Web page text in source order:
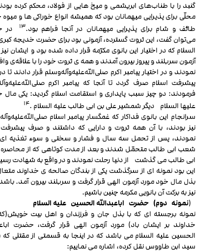
گنبد را با طناب‌های ابریشمی و میخ هایی از فولاد، محکم کرده
محلّی برای پذیرایی میهمانان بود که همیشه انواع خوراکی ها و
طائف و شام برای پذیرایی میهمانان در آنجا فراهم بود.۱۳
در
می‌توان گفت، این ثروت گسترده، آزمونی بود برای حضرت خدیجه
السلام که در اختیار این بانوی مکرّمه قرار داده شده بود و ایشان
آزمون سربلند و پیروز بیرون آمدند و همه ی ثروت خود را با علاقه‌ی
نمودند و در اختیار پیامبر اکرم صلی‌الله‌علیه‌وآله‌و‌سلم قرار دادند
پیشرفت اسلام صرف گردد تا آنجا که پیامبر اکرم
فرمودند: دو چیز سبب پایداری و استقامت اسلام گردید: یکی
علیها السلام دیگر شمشیر علی بن ابی طالب علیه السلام .۱۴
سرانجام این بانوی فداکار که غمگسار پیامبر اسلام
نیز بودند، با آن همه ثروت و دارایی که داشتند و صرف پیشرفت
نمودند، پس از تحمل سه سال و فشار و سختی و سوء تغذیه
شعب ابی طالب متحمّل شدند و بعد از مدت کوتاهی که از
ابی طالب می گذشت از دنیا رحلت نمودند و در واقع به شهادت
این بود نمونه ‏ای از سرگذشت یکی از بندگان صالحه ی خداوند
بذل مال خود مورد آزمون الهی قرار گرفت و سربلند بیرون آمد.
نیز به برکت آن بانویی مکرمه چنین باشیم.
(نمونه دوم) حضرت اباعبدالله الحسین علیه السلام
نمونه برجسته ای که با بذل جان و فرزندان و اهل بیت
خداوند بر ایشان باد) مورد آزمون الهی قرار گرفت، حضرت
الحسین علیه السلام می باشد که در اینجا به قسمتی از مقتلی
سید ابن طاووس نقل کرده، اشاره می نماییم: